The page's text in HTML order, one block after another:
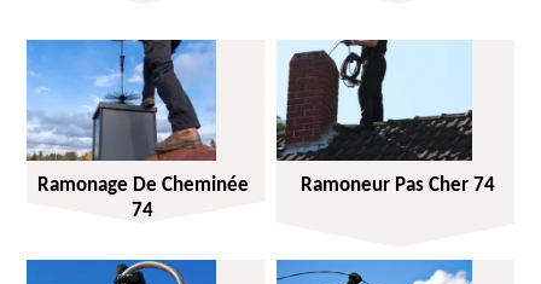
Ramonage De Cheminée
74
Ramoneur Pas Cher 74